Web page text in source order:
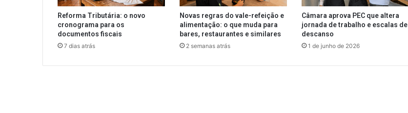
Reforma Tributária: o novo
cronograma para os
documentos fiscais
7 dias atrás
Novas regras do vale-refeição e
alimentação: o que muda para
bares, restaurantes e similares
2 semanas atrás
Câmara aprova PEC que altera
jornada de trabalho e escalas de
descanso
1 de junho de 2026